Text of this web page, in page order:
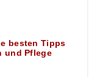
besten Tipps
und Pflege